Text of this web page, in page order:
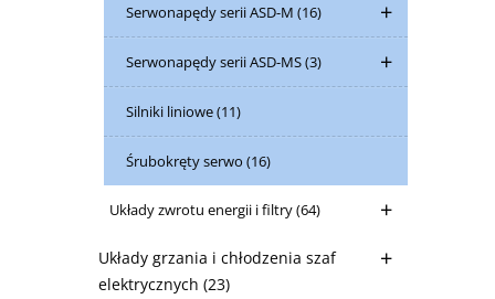
Serwonapędy serii ASD-M (16)
Serwonapędy serii ASD-MS(3)
Silniki liniowe(11)
Śrubokręty serwo (16)
Układy zwrotu energii i filtry(64)
Układy grzania i chłodzenia szaf
elektrycznych (23)